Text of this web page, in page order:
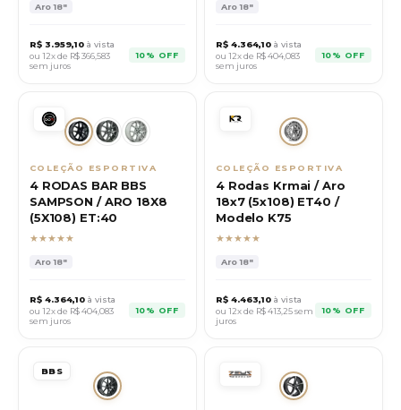
Aro18"
R$ 3.959,10 à vista
ou 12x de R$366,583
sem juros
10% OFF
Aro18"
R$ 4.364,10 à vista
ou 12x de R$404,083
sem juros
10% OFF
COLEÇÃO ESPORTIVA
4 RODAS BAR BBS
SAMPSON / ARO 18X8
(5X108) ET:40
★★★★★
Aro18"
R$ 4.364,10 à vista
ou 12x de R$404,083
sem juros
10% OFF
COLEÇÃO ESPORTIVA
4 Rodas Krmai / Aro
18x7 (5x108) ET40 /
Modelo K75
★★★★★
Aro18"
R$ 4.463,10 à vista
ou 12x de R$413,25sem
juros
10% OFF
BBS